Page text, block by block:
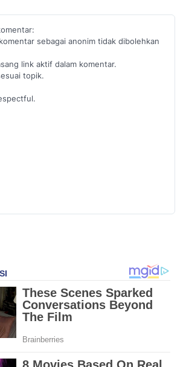
sebagai anonim tidak dibolehkan
link aktif dalam komentar.
topik.